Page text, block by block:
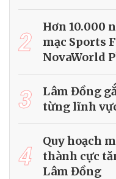
2
Hơn 10.000
mạc Sports
NovaWorld
3
Lâm Đồng
từng lĩnh
4
Quy hoạch
thành cực
Lâm Đồng